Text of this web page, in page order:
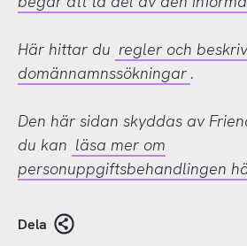
Här hittar du regler och
domännamnssökningar .
Den här sidan skyddas av
du kan läsa mer om
personuppgiftsbehandlingen
Dela